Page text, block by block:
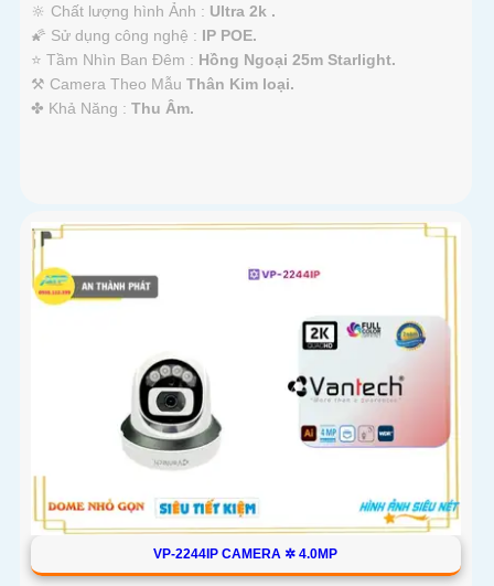
🔆 Chất lượng hình Ảnh : Ultra 2k .
🌠 Sử dụng công nghệ : IP POE.
⭐ Tầm Nhìn Ban Đêm : Hồng Ngoại 25m Starlight.
⚒ Camera Theo Mẫu Thân Kim loại.
️✤ Khả Năng : Thu Âm.
VP-2244IP CAMERA ✲ 4.0MP